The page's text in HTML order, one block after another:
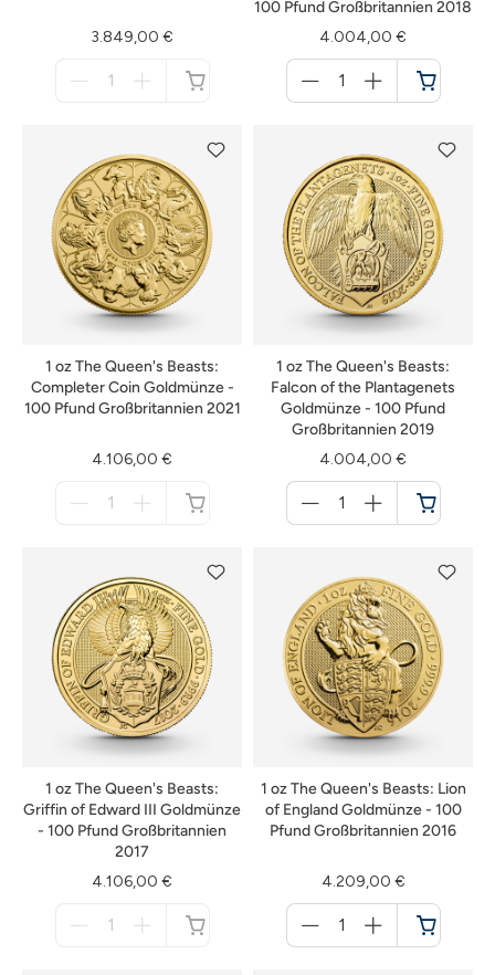
3.849,00 €
100 Pfund Großbritannien 2018
4.004,00 €
für
Warenkorb
1 oz The Queen's Beasts:
Completer Coin Goldmünze -
100 Pfund Großbritannien 2021
4.106,00 €
1 oz The Queen's Beasts:
Falcon of the Plantagenets
Goldmünze - 100 Pfund
Großbritannien 2019
4.004,00 €
für
Warenkorb
1 oz The Queen's Beasts:
Griffin of Edward III Goldmünze
- 100 Pfund Großbritannien
2017
4.106,00 €
1 oz The Queen's Beasts: Lion
of England Goldmünze - 100
Pfund Großbritannien 2016
4.209,00 €
für
Warenkorb